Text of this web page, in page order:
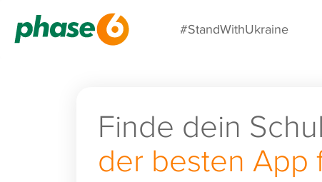
#StandWithUkraine
Finde dein
der besten App